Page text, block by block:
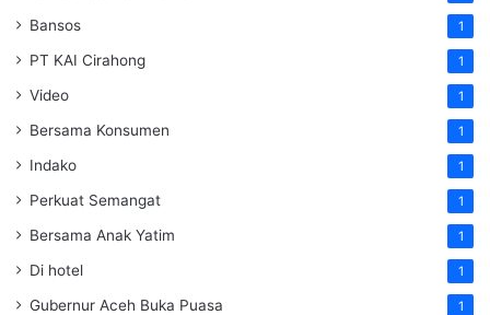
Bansos 1
PT KAI Cirahong 1
Video 1
Bersama Konsumen 1
Indako 1
Perkuat Semangat 1
Bersama Anak Yatim 1
Di hotel 1
Gubernur Aceh Buka Puasa 1